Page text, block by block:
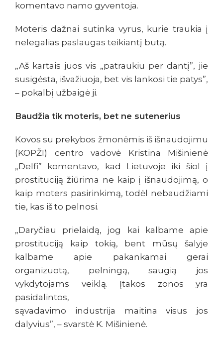
komentavo namo gyventoja.
Moteris dažnai sutinka vyrus, kurie traukia į
nelegalias paslaugas teikiantį butą.
„Aš kartais juos vis „patraukiu per dantį”, jie
susigėsta, išvažiuoja, bet vis lankosi tie patys”,
– pokalbį užbaigė ji.
Baudžia tik moteris, bet ne sutenerius
Kovos su prekybos žmonėmis iš išnaudojimu
(KOPŽI) centro vadovė Kristina Mišinienė
„Delfi” komentavo, kad Lietuvoje iki šiol į
prostituciją žiūrima ne kaip į išnaudojimą, o
kaip moters pasirinkimą, todėl nebaudžiami
tie, kas iš to pelnosi.
„Daryčiau prielaidą, jog kai kalbame apie
prostituciją kaip tokią, bent mūsų šalyje
kalbame apie pakankamai gerai
organizuotą, pelningą, saugią jos
vykdytojams veiklą. Įtakos zonos yra
pasidalintos,
sąvadavimo industrija maitina visus jos
dalyvius”, – svarstė K. Mišinienė.